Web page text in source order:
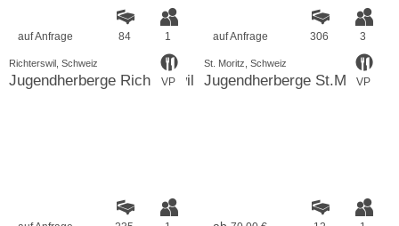
auf Anfrage 84 1
VP
Richterswil, Schweiz
Jugendherberge Richterswil
auf Anfrage 306 3
VP
St. Moritz, Schweiz
Jugendherberge St.Moritz